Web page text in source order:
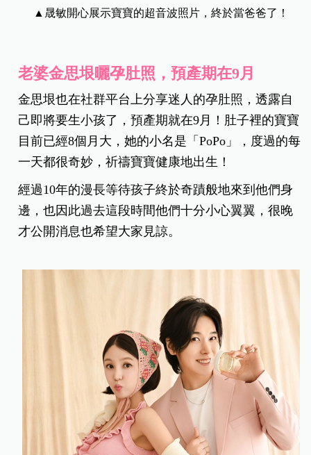
▲晟敏開心展示寶寶的超音波照片，終於當爸爸了！
老婆金思垠曬孕肚照，預產期在9月
金思垠也在社群平台上分享迷人的孕肚照，透露自
己即將要生小孩了，預產期就在9月！肚子裡的寶寶
目前已經8個月大，她的小名是「PoPo」，度過的每
一天都很奇妙，祈禱寶寶健康地出生！
經過10年的漫長等待孩子終於奇蹟般地來到他們身
邊，也因此過去這段時間他們十分小心翼翼，很晚
才公開消息也希望大家見諒。